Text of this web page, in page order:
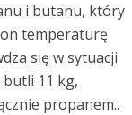
i butanu, który
temperaturę
się w sytuacji
11 kg,
propanem..